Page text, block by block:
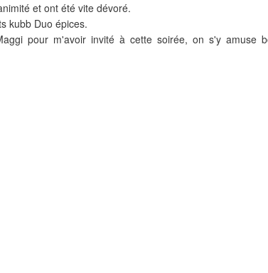
et ont été vite dévoré.
kubb Duo épices.
pour m'avoir invité à cette soirée, on s'y amuse